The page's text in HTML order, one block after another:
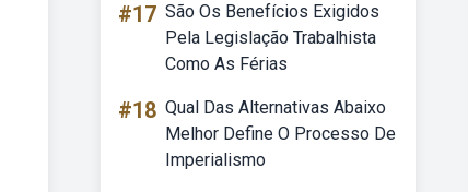
#17 São Os Benefícios Exigidos
Pela Legislação Trabalhista
Como As Férias
#18 Qual Das Alternativas Abaixo
Melhor Define O Processo De
Imperialismo